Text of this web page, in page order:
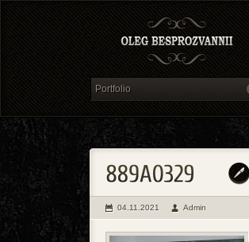
04.11.2021 Admin